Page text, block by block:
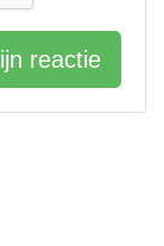
reactie